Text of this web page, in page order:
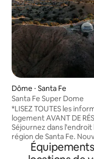
Dôme ⋅ Santa Fe
Santa Fe Super Dome
*LISEZ TOUTES les
logement AVANT DE
Séjournez dans l'endroit
région de Santa Fe. Nouvelle terrasse !
Dôme de glamping sur
au milieu de canyons